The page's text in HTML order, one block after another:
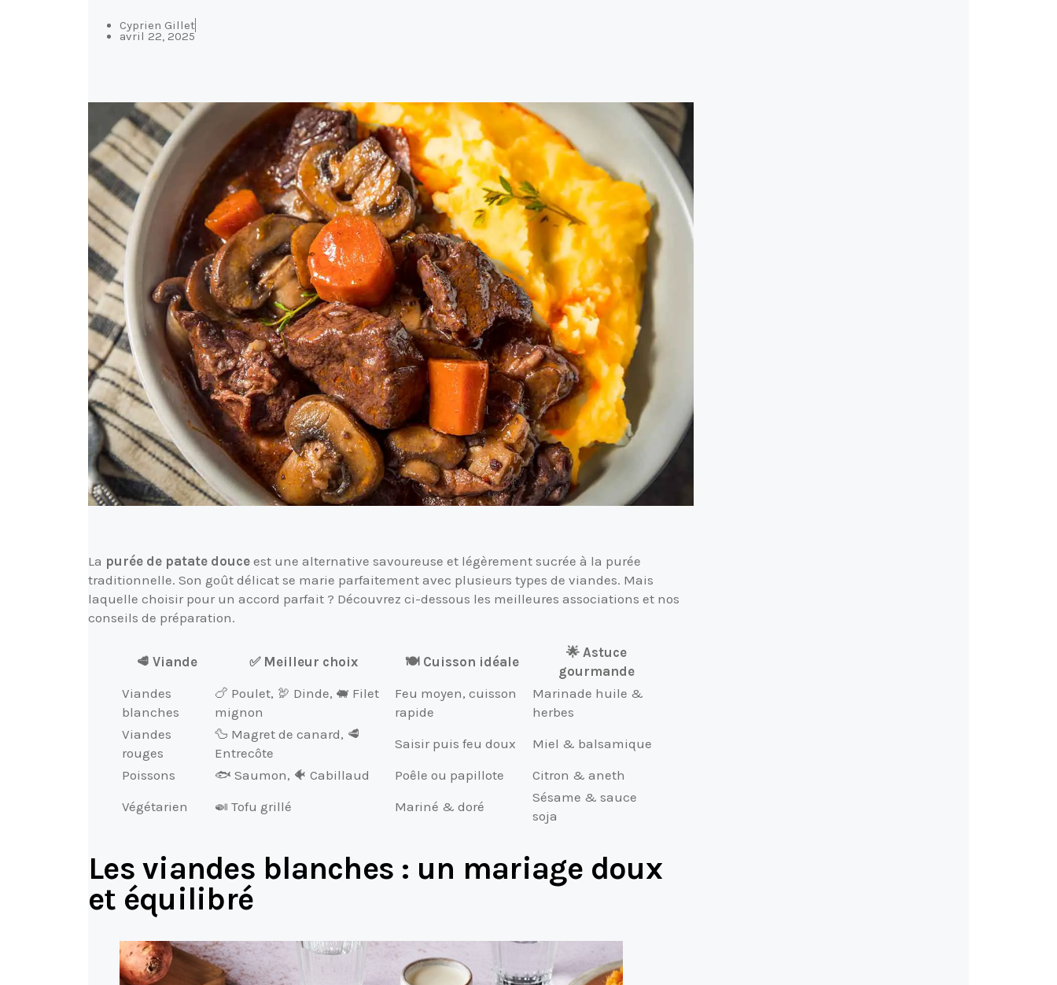
Cyprien Gillet
avril 22, 2025
La purée de patate douce est une alternative savoureuse et légèrement sucrée à la purée
traditionnelle. Son goût délicat se marie parfaitement avec plusieurs types de viandes. Mais
laquelle choisir pour un accord parfait ? Découvrez ci-dessous les meilleures associations et nos
conseils de préparation.
🥩 Viande ✅ Meilleur choix 🍽️ Cuisson idéale
🌟 Astuce
gourmande
Viandes
blanches
🍗 Poulet, 🦃 Dinde, 🐖 Filet
mignon
Feu moyen, cuisson
rapide
Marinade huile &
herbes
Viandes
rouges
🦆 Magret de canard, 🥩
Entrecôte
Saisir puis feu doux
Miel & balsamique
Poissons
🐟 Saumon, 🐠 Cabillaud Poêle ou papillote
Citron & aneth
Végétarien
🍛 Tofu grillé Mariné & doré
Sésame & sauce
soja
Les viandes blanches : un mariage doux
et équilibré